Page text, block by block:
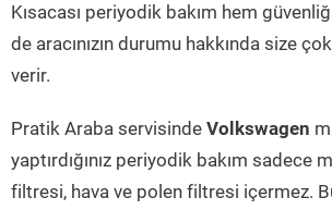
Kısacası periyodik bakım hem
de aracınızın durumu hakkında size
verir.
Pratik Araba servisinde Volkswagen
yaptırdığınız periyodik bakım sadece
filtresi, hava ve polen filtresi içermez.